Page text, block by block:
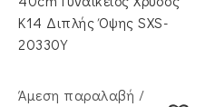
Κ14 Διπλής Όψης SXS-
20330Y
Άμεση παραλαβή /